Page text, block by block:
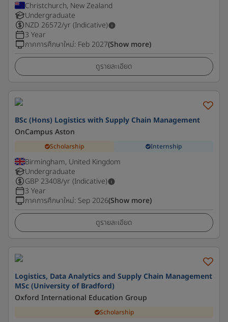
Christchurch, New Zealand
Undergraduate
NZD 26572/yr (Indicative)
3 Year
ภาคการศึกษาใหม่: Feb 2027(Show more)
ดูรายละเอียด
BSc (Hons) Logistics with Supply Chain Management
OnCampus Aston
Scholarship Internship
Birmingham, United Kingdom
Undergraduate
GBP 23408/yr (Indicative)
3 Year
ภาคการศึกษาใหม่: Sep 2026(Show more)
ดูรายละเอียด
Logistics, Data Analytics and Supply Chain Management
MSc (University of Bradford)
Oxford International Education Group
Scholarship